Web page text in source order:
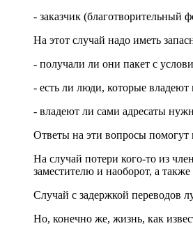
- заказчик (благотворительный
На этот случай надо иметь
- получали ли они пакет с
- есть ли люди, которые
- владеют ли сами адресаты
Ответы на эти вопросы помогут
На случай потери кого-то из
заместителю и наоборот, а
Случай с задержкой переводов
Но, конечно же, жизнь, как